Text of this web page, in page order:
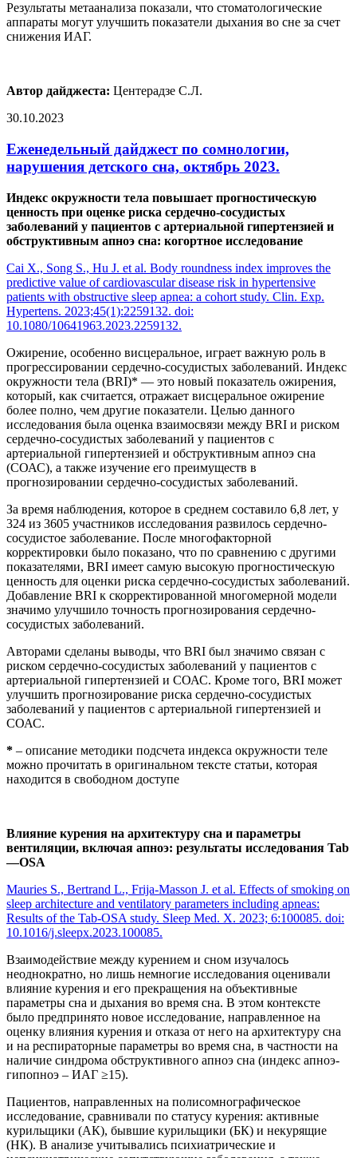
Результаты метаанализа показали, что стоматологические
аппараты могут улучшить показатели дыхания во сне за счет
снижения ИАГ.
Автор дайджеста: Центерадзе С.Л.
30.10.2023
Еженедельный дайджест по сомнологии,
нарушения детского сна, октябрь 2023.
Индекс окружности тела повышает прогностическую
ценность при оценке риска сердечно-сосудистых
заболеваний у пациентов с артериальной гипертензией и
обструктивным апноэ сна: когортное исследование
Cai X., Song S., Hu J. et al. Body roundness index improves the
predictive value of cardiovascular disease risk in hypertensive
patients with obstructive sleep apnea: a cohort study. Clin. Exp.
Hypertens. 2023;45(1):2259132. doi:
10.1080/10641963.2023.2259132.
Ожирение, особенно висцеральное, играет важную роль в
прогрессировании сердечно-сосудистых заболеваний. Индекс
окружности тела (BRI)* — это новый показатель ожирения,
который, как считается, отражает висцеральное ожирение
более полно, чем другие показатели. Целью данного
исследования была оценка взаимосвязи между BRI и риском
сердечно-сосудистых заболеваний у пациентов с
артериальной гипертензией и обструктивным апноэ сна
(СОАС), а также изучение его преимуществ в
прогнозировании сердечно-сосудистых заболеваний.
За время наблюдения, которое в среднем составило 6,8 лет, у
324 из 3605 участников исследования развилось сердечно-
сосудистое заболевание. После многофакторной
корректировки было показано, что по сравнению с другими
показателями, BRI имеет самую высокую прогностическую
ценность для оценки риска сердечно-сосудистых заболеваний.
Добавление BRI к скорректированной многомерной модели
значимо улучшило точность прогнозирования сердечно-
сосудистых заболеваний.
Авторами сделаны выводы, что BRI был значимо связан с
риском сердечно-сосудистых заболеваний у пациентов с
артериальной гипертензией и СОАС. Кроме того, BRI может
улучшить прогнозирование риска сердечно-сосудистых
заболеваний у пациентов с артериальной гипертензией и
СОАС.
* – описание методики подсчета индекса окружности теле
можно прочитать в оригинальном тексте статьи, которая
находится в свободном доступе
Влияние курения на архитектуру сна и параметры
вентиляции, включая апноэ: результаты исследования Tab
—OSA
Mauries S., Bertrand L., Frija-Masson J. et al. Effects of smoking on
sleep architecture and ventilatory parameters including apneas:
Results of the Tab-OSA study. Sleep Med. X. 2023; 6:100085. doi:
10.1016/j.sleepx.2023.100085.
Взаимодействие между курением и сном изучалось
неоднократно, но лишь немногие исследования оценивали
влияние курения и его прекращения на объективные
параметры сна и дыхания во время сна. В этом контексте
было предпринято новое исследование, направленное на
оценку влияния курения и отказа от него на архитектуру сна
и на респираторные параметры во время сна, в частности на
наличие синдрома обструктивного апноэ сна (индекс апноэ-
гипопноэ – ИАГ ≥15).
Пациентов, направленных на полисомнографическое
исследование, сравнивали по статусу курения: активные
курильщики (АК), бывшие курильщики (БК) и некурящие
(НК). В анализе учитывались психиатрические и